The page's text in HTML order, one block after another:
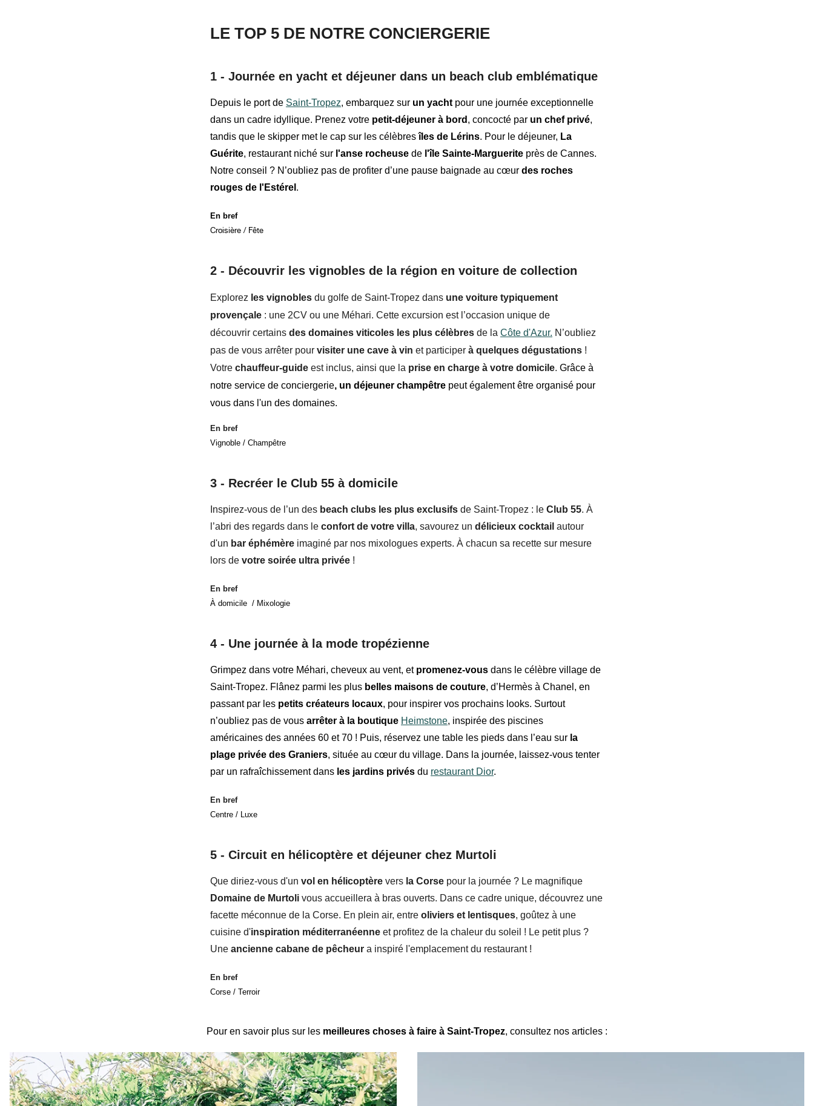
LE TOP 5 DE NOTRE CONCIERGERIE
1 - Journée en yacht et déjeuner dans un beach club emblématique
Depuis le port de Saint-Tropez, embarquez sur un yacht pour une journée exceptionnelle
dans un cadre idyllique. Prenez votre petit-déjeuner à bord , concocté par un chef privé,
tandis que le skipper met le cap sur les célèbresîles de Lérins. Pour le déjeuner, La
Guérite, restaurant niché sur l'anse rocheuse de l'île Sainte-Marguerite près de Cannes.
Notre conseil ? N’oubliez pas de profiter d’une pause baignade au cœur des roches
rouges de l'Estérel .
En bref
Croisière / Fête
2 - Découvrir les vignobles de la région en voiture de collection
Explorez les vignobles du golfe de Saint-Tropez dans une voiture typiquement
provençale : une 2CV ou une Méhari. Cette excursion est l’occasion unique de
découvrir certains des domaines viticoles les plus célèbres de la Côte d'Azur. N’oubliez
pas de vous arrêter pour visiter une cave à vin et participer à quelques dégustations !
Votre chauffeur-guide est inclus, ainsi que la prise en charge à votre domicile. Grâce à
notre service de conciergerie, un déjeuner champêtre peut également être organisé pour
vous dans l'un des domaines.
En bref
Vignoble / Champêtre
3 - Recréer le Club 55 à domicile
Inspirez-vous de l’un des beach clubs les plus exclusifs de Saint-Tropez : le Club 55. À
l’abri des regards dans le confort de votre villa, savourez un délicieux cocktail autour
d'un bar éphémère imaginé par nos mixologues experts. À chacun sa recette sur mesure
lors de votre soirée ultra privée !
En bref
À domicile / Mixologie
4 - Une journée à la mode tropézienne
Grimpez dans votre Méhari, cheveux au vent, et promenez-vous dans le célèbre village de
Saint-Tropez. Flânez parmi les plus belles maisons de couture, d’Hermès à Chanel, en
passant par les petits créateurs locaux, pour inspirer vos prochains looks. Surtout
n’oubliez pas de vous arrêter à la boutique Heimstone, inspirée des piscines
américaines des années 60 et 70 ! Puis, réservez une table les pieds dans l’eau sur la
plage privée des Graniers, située au cœur du village. Dans la journée, laissez-vous tenter
par un rafraîchissement dans les jardins privés du restaurant Dior.
En bref
Centre / Luxe
5 - Circuit en hélicoptère et déjeuner chez Murtoli
Que diriez-vous d'un vol en hélicoptère vers la Corse pour la journée ? Le magnifique
Domaine de Murtoli vous accueillera à bras ouverts. Dans ce cadre unique, découvrez une
facette méconnue de la Corse. En plein air, entre oliviers et lentisques, goûtez à une
cuisine d'inspiration méditerranéenne et profitez de la chaleur du soleil ! Le petit plus ?
Une ancienne cabane de pêcheur a inspiré l'emplacement du restaurant !
En bref
Corse / Terroir
Pour en savoir plus sur les meilleures choses à faire à Saint-Tropez, consultez nos articles :